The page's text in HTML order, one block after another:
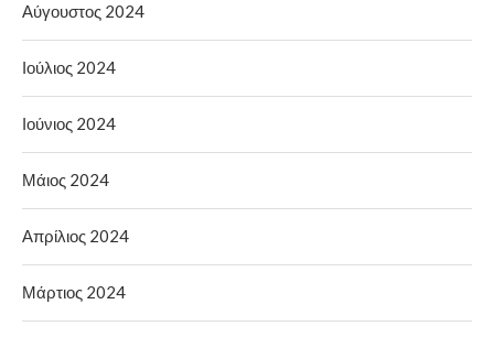
Αύγουστος 2024
Ιούλιος 2024
Ιούνιος 2024
Μάιος 2024
Απρίλιος 2024
Μάρτιος 2024